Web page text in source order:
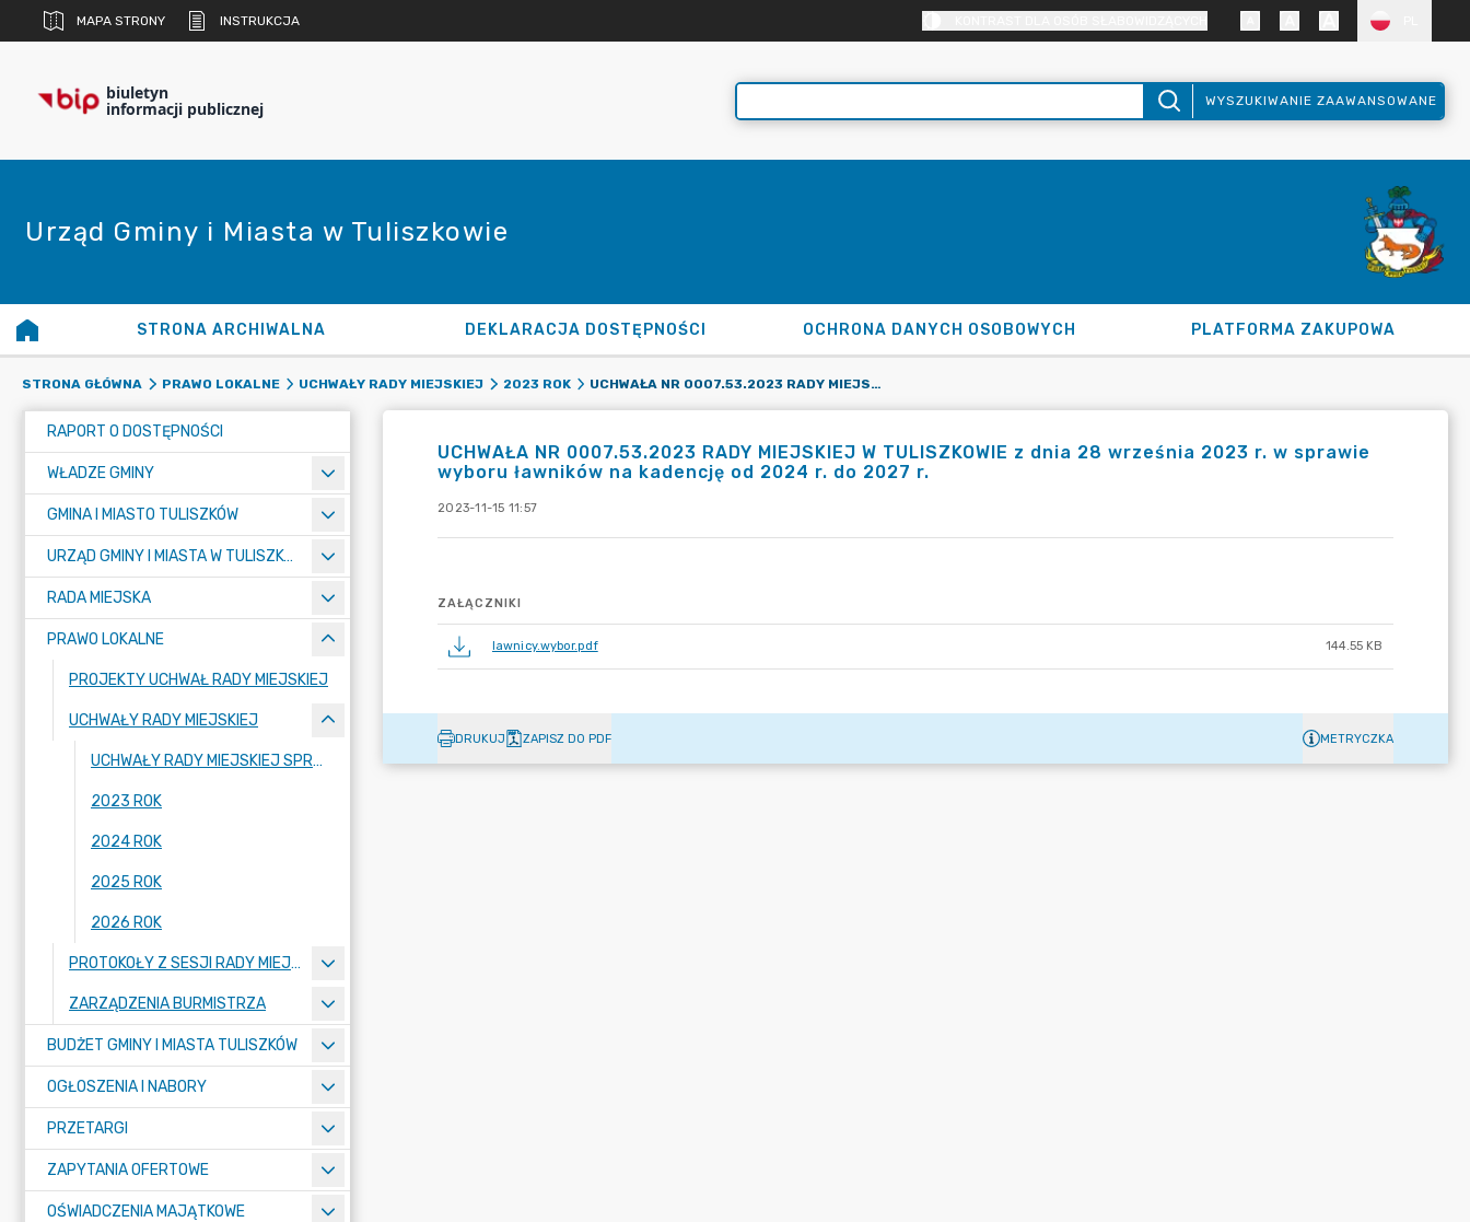
MAPA STRONY INSTRUKCJA
biuletyn
informacji publicznej WYSZUKIWANIE ZAAWANSOWANE
Urząd Gminy i Miasta w Tuliszkowie
STRONA ARCHIWALNA DEKLARACJA DOSTĘPNOŚCI OCHRONA DANYCH OSOBOWYCH PLATFORMA ZAKUPOWA
STRONA GŁÓWNA PRAWO LOKALNE UCHWAŁY RADY MIEJSKIEJ 2023 ROK UCHWAŁA NR 0007.53.2023 RADY MIEJSKIEJ W TULISZKOWIE Z DNIA 28 WRZEŚNIA 2023 R. W SPRAWIE WYBORU ŁAWNIKÓW NA KADENCJĘ OD 2024 R. DO 2027 R.
RAPORT O DOSTĘPNOŚCI
WŁADZE GMINY
GMINA I MIASTO TULISZKÓW
URZĄD GMINY I MIASTA W TULISZKOWIE
RADA MIEJSKA
PRAWO LOKALNE
PROJEKTY UCHWAŁ RADY MIEJSKIEJ
UCHWAŁY RADY MIEJSKIEJ
UCHWAŁY RADY MIEJSKIEJ SPRZED ROKU 2023
2023 ROK
2024 ROK
2025 ROK
2026 ROK
PROTOKOŁY Z SESJI RADY MIEJSKIEJ
ZARZĄDZENIA BURMISTRZA
BUDŻET GMINY I MIASTA TULISZKÓW
OGŁOSZENIA I NABORY
PRZETARGI
ZAPYTANIA OFERTOWE
OŚWIADCZENIA MAJĄTKOWE
UCHWAŁA NR 0007.53.2023 RADY MIEJSKIEJ W TULISZKOWIE z dnia 28 września 2023 r. w sprawie
wyboru ławników na kadencję od 2024 r. do 2027 r.
2023-11-15 11:57
ZAŁĄCZNIKI
lawnicy.wybor.pdf 144.55 KB
DRUKUJ ZAPISZ DO PDF METRYCZKA